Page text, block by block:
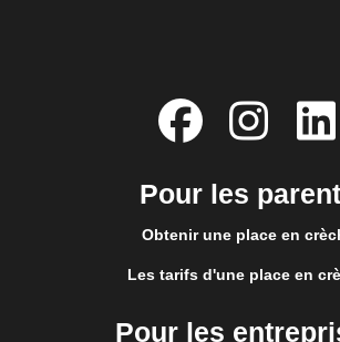
Pour les
Obtenir une place en
Les tarifs d'une place en
Pour les